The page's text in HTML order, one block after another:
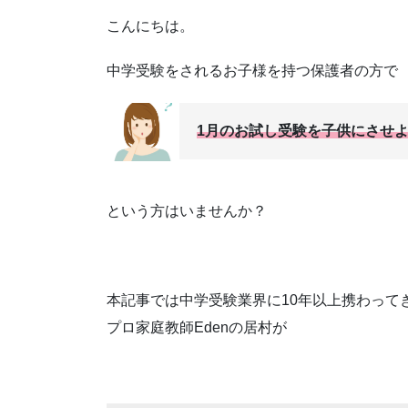
こんにちは。
中学受験をされるお子様を持つ保護者の方で
1月のお試し受験を子供にさせ
という方はいませんか？
本記事では中学受験業界に10年以上携わって
プロ家庭教師Edenの居村が